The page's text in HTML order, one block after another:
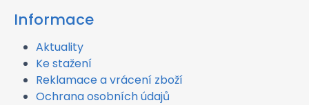
Informace
Aktuality
Ke stažení
Reklamace a vrácení zboží
Ochrana osobních údajů